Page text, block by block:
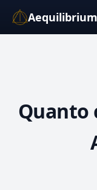
Aequilibrium
Quanto